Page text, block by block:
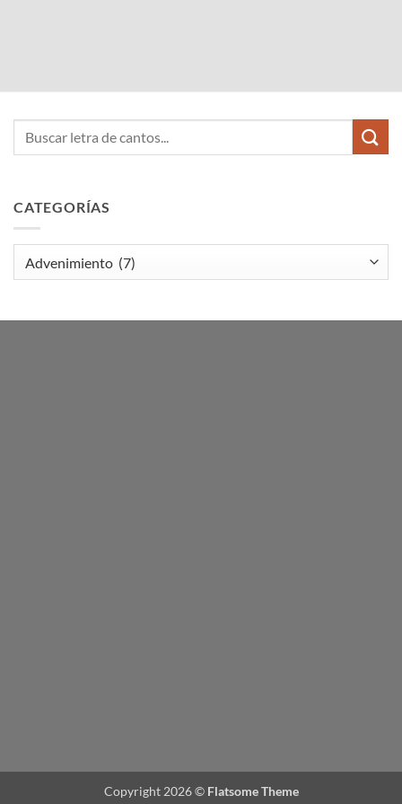
CATEGORÍAS
Copyright 2026 © Flatsome Theme